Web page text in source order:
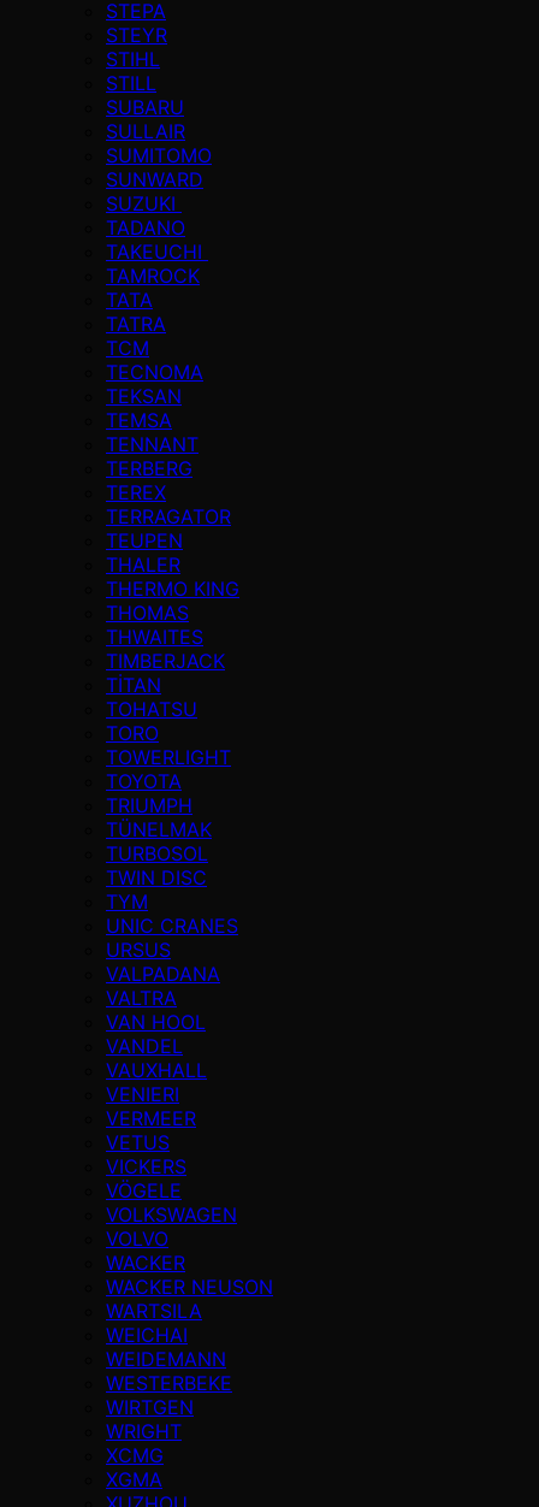
STEPA
STEYR
STIHL
STILL
SUBARU
SULLAIR
SUMITOMO
SUNWARD
SUZUKI
TADANO
TAKEUCHI
TAMROCK
TATA
TATRA
TCM
TECNOMA
TEKSAN
TEMSA
TENNANT
TERBERG
TEREX
TERRAGATOR
TEUPEN
THALER
THERMO KING
THOMAS
THWAITES
TIMBERJACK
TİTAN
TOHATSU
TORO
TOWERLIGHT
TOYOTA
TRIUMPH
TÜNELMAK
TURBOSOL
TWIN DISC
TYM
UNIC CRANES
URSUS
VALPADANA
VALTRA
VAN HOOL
VANDEL
VAUXHALL
VENIERI
VERMEER
VETUS
VICKERS
VÖGELE
VOLKSWAGEN
VOLVO
WACKER
WACKER NEUSON
WARTSILA
WEICHAI
WEIDEMANN
WESTERBEKE
WIRTGEN
WRIGHT
XCMG
XGMA